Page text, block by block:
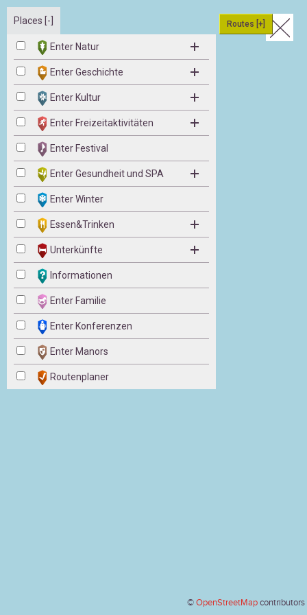
©OpenStreetMapcontributors
Places [-]
Enter Natur
Enter Geschichte
Enter Kultur
Enter Freizeitaktivitäten
Enter Festival
Enter Gesundheit und SPA
Enter Winter
Essen&Trinken
Unterkünfte
Informationen
Enter Familie
Enter Konferenzen
Enter Manors
Routenplaner
Routes [+]